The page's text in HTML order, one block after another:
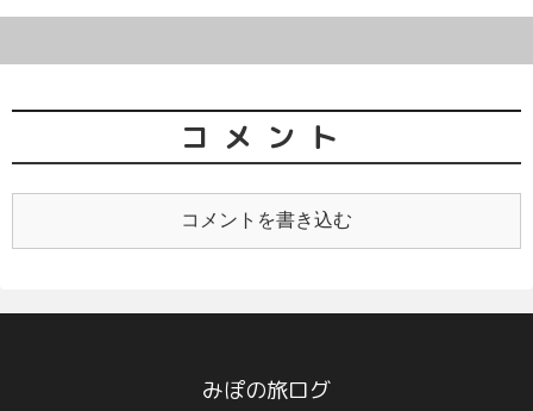
コメント
コメントを書き込む
みぽの旅ログ